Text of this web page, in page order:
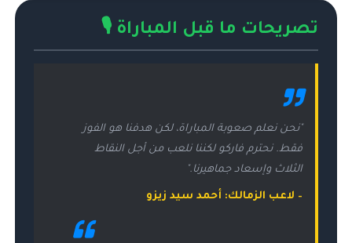
تصريحات ما قبل المباراة 🎙️
"نحن نعلم صعوبة المباراة، لكن هدفنا هو الفوز
فقط. نحترم فاركو لكننا نلعب من أجل النقاط
الثلاث وإسعاد جماهيرنا."
– لاعب الزمالك: أحمد سيد زيزو